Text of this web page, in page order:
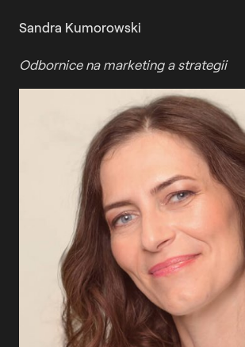
Sandra Kumorowski
Odbornice na marketing a strategii